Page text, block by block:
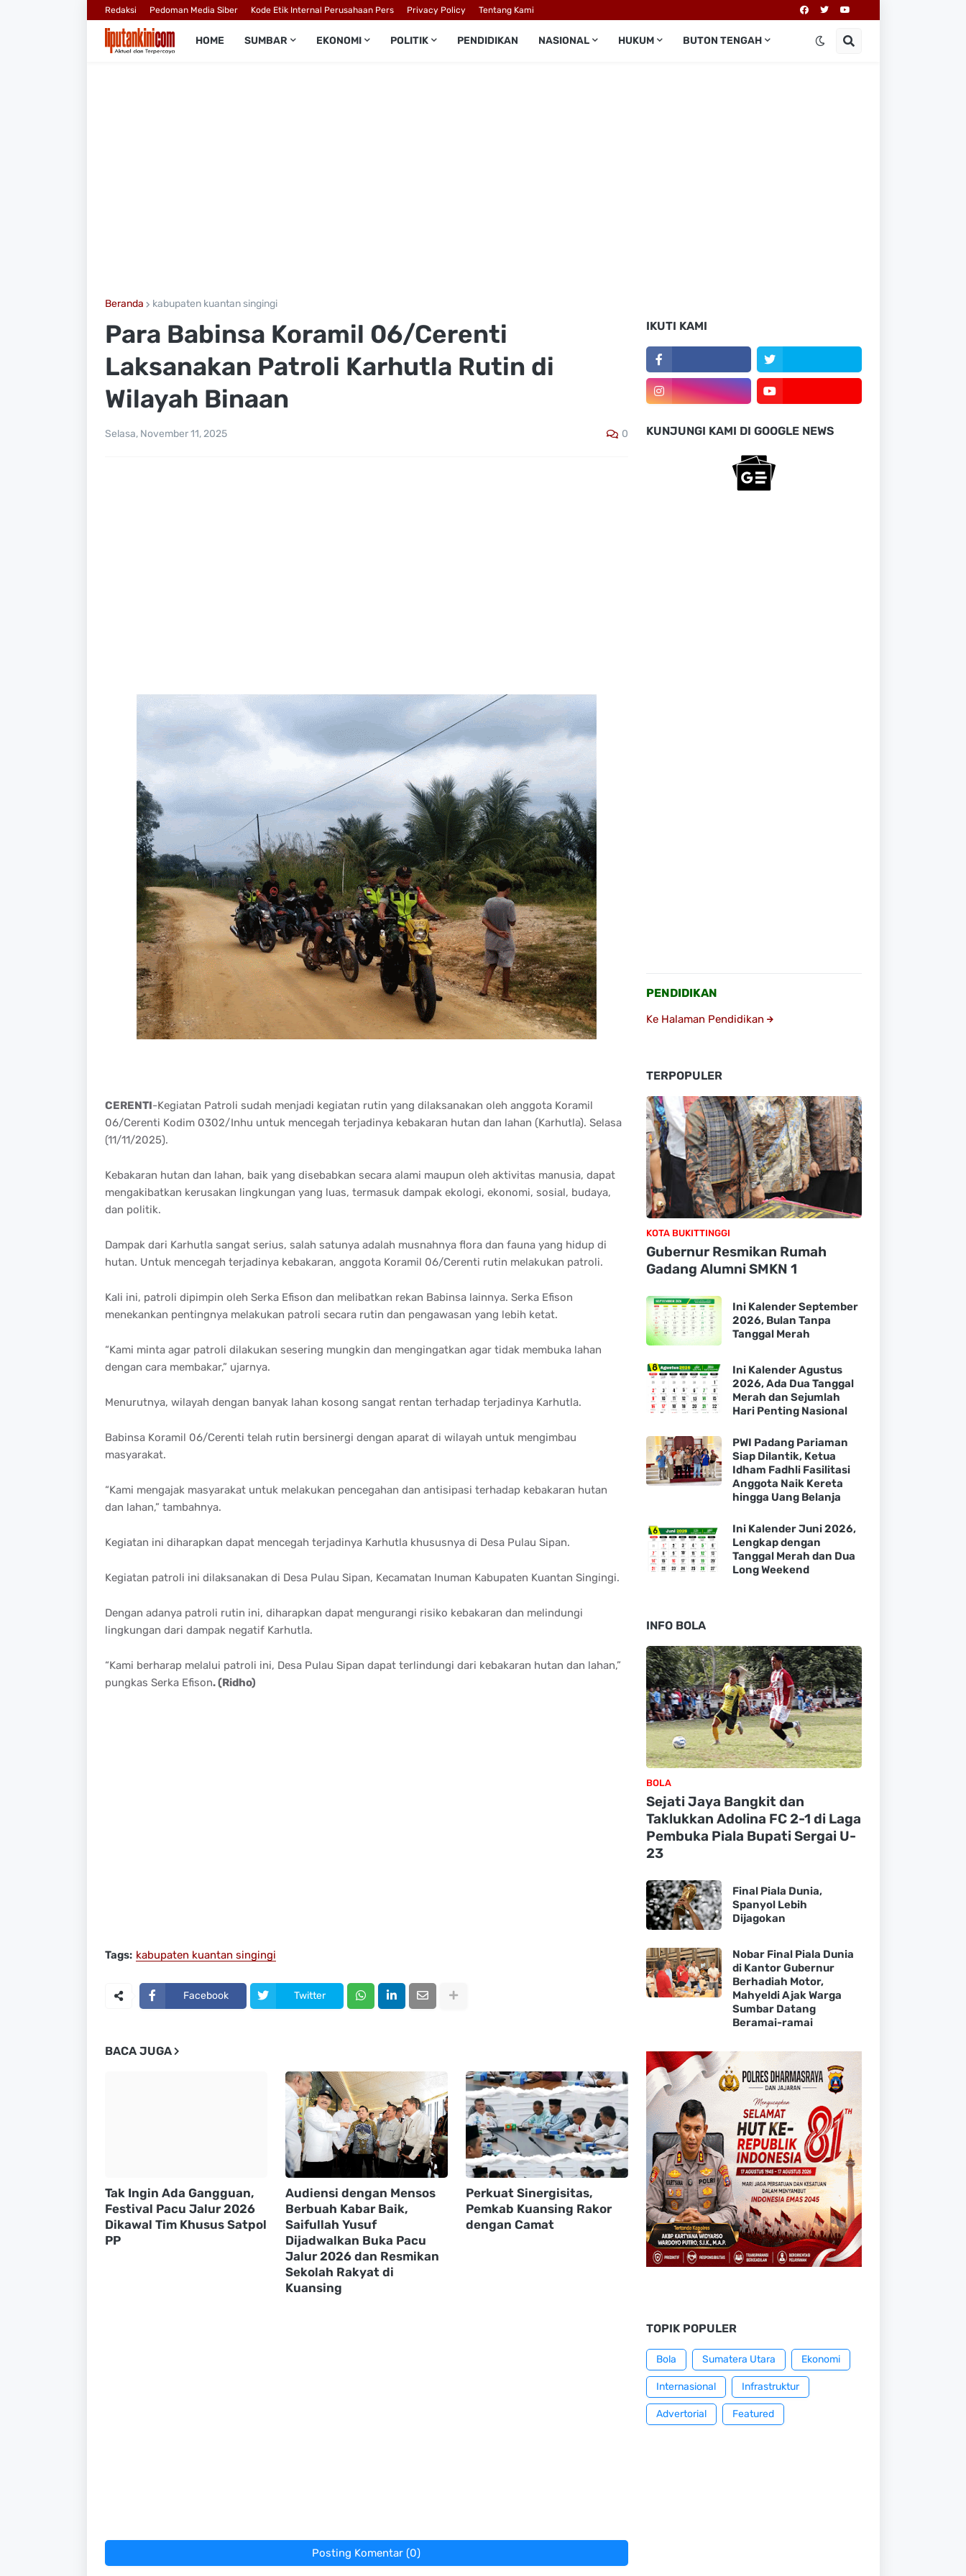
Redaksi Pedoman Media Siber Kode Etik Internal Perusahaan Pers Privacy Policy Tentang Kami
HOME SUMBAR EKONOMI POLITIK PENDIDIKAN NASIONAL HUKUM BUTON TENGAH
Beranda kabupaten kuantan singingi
Para Babinsa Koramil 06/Cerenti
Laksanakan Patroli Karhutla Rutin di
Wilayah Binaan
Selasa, November 11, 2025 0
CERENTI-Kegiatan Patroli sudah menjadi kegiatan rutin yang dilaksanakan oleh anggota Koramil
06/Cerenti Kodim 0302/Inhu untuk mencegah terjadinya kebakaran hutan dan lahan (Karhutla). Selasa
(11/11/2025).
Kebakaran hutan dan lahan, baik yang disebabkan secara alami maupun oleh aktivitas manusia, dapat
mengakibatkan kerusakan lingkungan yang luas, termasuk dampak ekologi, ekonomi, sosial, budaya,
dan politik.
Dampak dari Karhutla sangat serius, salah satunya adalah musnahnya flora dan fauna yang hidup di
hutan. Untuk mencegah terjadinya kebakaran, anggota Koramil 06/Cerenti rutin melakukan patroli.
Kali ini, patroli dipimpin oleh Serka Efison dan melibatkan rekan Babinsa lainnya. Serka Efison
menekankan pentingnya melakukan patroli secara rutin dan pengawasan yang lebih ketat.
“Kami minta agar patroli dilakukan sesering mungkin dan mengingatkan agar tidak membuka lahan
dengan cara membakar,” ujarnya.
Menurutnya, wilayah dengan banyak lahan kosong sangat rentan terhadap terjadinya Karhutla.
Babinsa Koramil 06/Cerenti telah rutin bersinergi dengan aparat di wilayah untuk mengimbau
masyarakat.
“Kami mengajak masyarakat untuk melakukan pencegahan dan antisipasi terhadap kebakaran hutan
dan lahan,” tambahnya.
Kegiatan ini diharapkan dapat mencegah terjadinya Karhutla khususnya di Desa Pulau Sipan.
Kegiatan patroli ini dilaksanakan di Desa Pulau Sipan, Kecamatan Inuman Kabupaten Kuantan Singingi.
Dengan adanya patroli rutin ini, diharapkan dapat mengurangi risiko kebakaran dan melindungi
lingkungan dari dampak negatif Karhutla.
“Kami berharap melalui patroli ini, Desa Pulau Sipan dapat terlindungi dari kebakaran hutan dan lahan,”
pungkas Serka Efison. (Ridho)
Tags: kabupaten kuantan singingi
Facebook Twitter
BACA JUGA
Tak Ingin Ada Gangguan,
Festival Pacu Jalur 2026
Dikawal Tim Khusus Satpol
PP
Audiensi dengan Mensos
Berbuah Kabar Baik,
Saifullah Yusuf
Dijadwalkan Buka Pacu
Jalur 2026 dan Resmikan
Sekolah Rakyat di
Kuansing
Perkuat Sinergisitas,
Pemkab Kuansing Rakor
dengan Camat
Posting Komentar (0)
IKUTI KAMI
KUNJUNGI KAMI DI GOOGLE NEWS
PENDIDIKAN
Ke Halaman Pendidikan
TERPOPULER
KOTA BUKITTINGGI
Gubernur Resmikan Rumah
Gadang Alumni SMKN 1
Ini Kalender September
2026, Bulan Tanpa
Tanggal Merah
Ini Kalender Agustus
2026, Ada Dua Tanggal
Merah dan Sejumlah
Hari Penting Nasional
PWI Padang Pariaman
Siap Dilantik, Ketua
Idham Fadhli Fasilitasi
Anggota Naik Kereta
hingga Uang Belanja
Ini Kalender Juni 2026,
Lengkap dengan
Tanggal Merah dan Dua
Long Weekend
INFO BOLA
BOLA
Sejati Jaya Bangkit dan
Taklukkan Adolina FC 2-1 di Laga
Pembuka Piala Bupati Sergai U-
23
Final Piala Dunia,
Spanyol Lebih
Dijagokan
Nobar Final Piala Dunia
di Kantor Gubernur
Berhadiah Motor,
Mahyeldi Ajak Warga
Sumbar Datang
Beramai-ramai
TOPIK POPULER
Bola Sumatera Utara Ekonomi
Internasional Infrastruktur
Advertorial Featured